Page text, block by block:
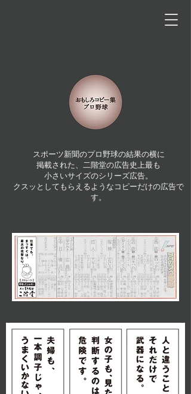
スポーツ新聞のプロ野球の結果の横に
掲載された、二階堂の広告史上最も
小さいサイズのシリーズ広告。
クスッとしてもらえるようなコピーだけの広告で
す。